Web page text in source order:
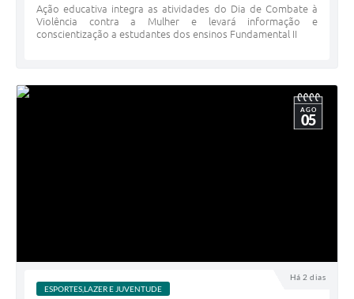
Ação educativa integra as atividades do Dia de Combate à
Violência contra a Mulher e levará informação e
conscientização a estudantes dos ensinos Fundamental II
Há 2 dias
AGO
05
ESPORTES,LAZER E JUVENTUDE